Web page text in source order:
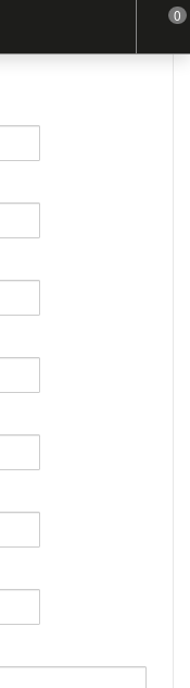
0